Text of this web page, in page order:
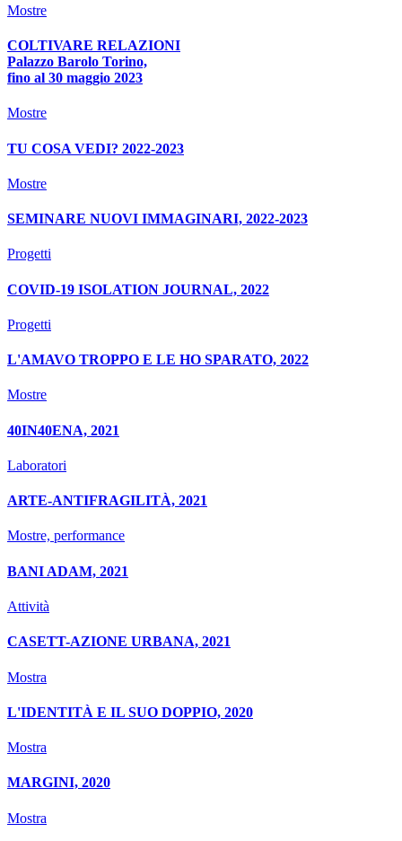
Mostre
COLTIVARE RELAZIONI
Palazzo Barolo Torino,
fino al 30 maggio 2023
Mostre
TU COSA VEDI? 2022-2023
Mostre
SEMINARE NUOVI IMMAGINARI, 2022-2023
Progetti
COVID-19 ISOLATION JOURNAL, 2022
Progetti
L'AMAVO TROPPO E LE HO SPARATO, 2022
Mostre
40IN40ENA, 2021
Laboratori
ARTE-ANTIFRAGILITÀ, 2021
Mostre, performance
BANI ADAM, 2021
Attività
CASETT-AZIONE URBANA, 2021
Mostra
L'IDENTITÀ E IL SUO DOPPIO, 2020
Mostra
MARGINI, 2020
Mostra